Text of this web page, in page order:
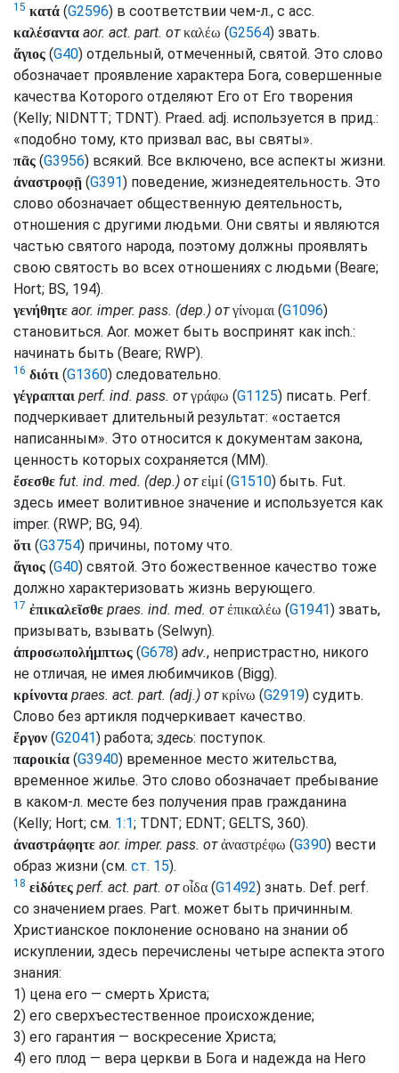
15 κατά (G2596) в соответствии чем-л., с acc.
καλέσαντα aor. act. part. от καλέω (G2564) звать.
ἅγιος (G40) отдельный, отмеченный, святой. Это слово
обозначает проявление характера Бога, совершенные
качества Которого отделяют Его от Его творения
(Kelly; NIDNTT; TDNT). Praed. adj. используется в прид.:
«подобно тому, кто призвал вас, вы святы».
πᾶς (G3956) всякий. Все включено, все аспекты жизни.
ἀναστροφῇ (G391) поведение, жизнедеятельность. Это
слово обозначает общественную деятельность,
отношения с другими людьми. Они святы и являются
частью святого народа, поэтому должны проявлять
свою святость во всех отношениях с людьми (Beare;
Hort; BS, 194).
γενήθητε aor. imper. pass. (dep.) от γίνομαι(G1096)
становиться. Aor. может быть воспринят как inch.:
начинать быть (Beare; RWP).
16 διότι (G1360) следовательно.
γέγραπται perf. ind. pass. от γράφω (G1125) писать. Perf.
подчеркивает длительный результат: «остается
написанным». Это относится к документам закона,
ценность которых сохраняется (MM).
ἔσεσθε fut. ind. med. (dep.) от εἰμί(G1510) быть. Fut.
здесь имеет волитивное значение и используется как
imper. (RWP; BG, 94).
ὅτι (G3754) причины, потому что.
ἅγιος (G40) святой. Это божественное качество тоже
должно характеризовать жизнь верующего.
17 ἐπικαλεῖσθε praes. ind. med. от ἐπικαλέω (G1941) звать,
призывать, взывать (Selwyn).
ἀπροσωπολήμπτως (G678) adv., непристрастно, никого
не отличая, не имея любимчиков (Bigg).
κρίνοντα praes. act. part. (adj.) от κρίνω (G2919) судить.
Слово без артикля подчеркивает качество.
ἔργον (G2041) работа; здесь: поступок.
παροικία (G3940) временное место жительства,
временное жилье. Это слово обозначает пребывание
в каком-л. месте без получения прав гражданина
(Kelly; Hort; см. 1:1; TDNT; EDNT; GELTS, 360).
ἀναστράφητε aor. imper. pass. от ἀναστρέφω (G390) вести
образ жизни (см. ст. 15).
18 εἰδότες perf. act. part. от οἶδα (G1492) знать. Def. perf.
со значением praes. Part. может быть причинным.
Христианское поклонение основано на знании об
искуплении, здесь перечислены четыре аспекта этого
знания:
1) цена его — смерть Христа;
2) его сверхъестественное происхождение;
3) его гарантия — воскресение Христа;
4) его плод — вера церкви в Бога и надежда на Него